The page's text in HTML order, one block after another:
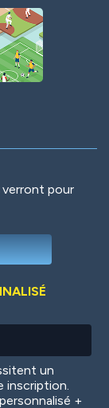
verront pour
un
inscription.
+